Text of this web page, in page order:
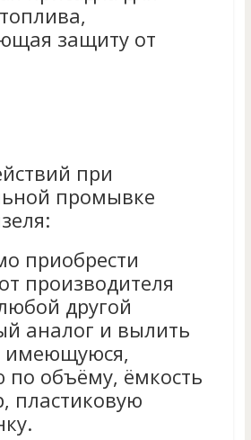
защиту от
при
промывке
приобрести
производителя
другой
аналог и вылить
имеющуюся,
объёму, ёмкость
пластиковую